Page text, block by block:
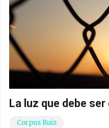
La luz que debe
Corpus Ruiz